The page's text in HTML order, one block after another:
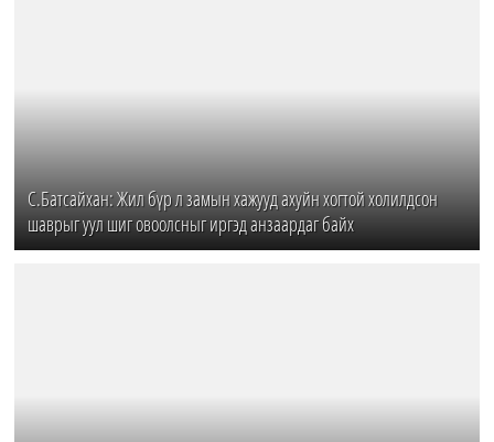
С.Батсайхан: Жил бүр л замын хажууд ахуйн хогтой холилдсон
шаврыг уул шиг овоолсныг иргэд анзаардаг байх